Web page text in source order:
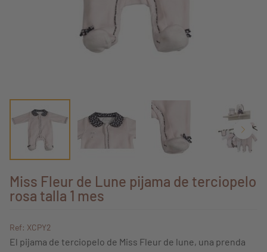
Miss Fleur de Lune pijama de terciopelo
rosa talla 1 mes
Ref: XCPY2
El pijama de terciopelo de Miss Fleur de lune, una prenda